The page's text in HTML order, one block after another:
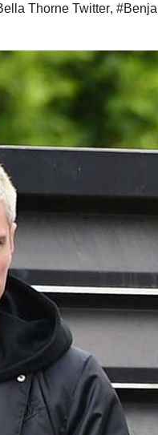
Thorne Twitter,